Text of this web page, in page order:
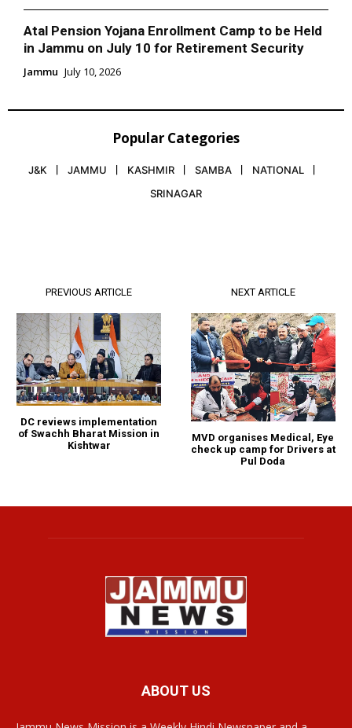
Atal Pension Yojana Enrollment Camp to be Held
in Jammu on July 10 for Retirement Security
Jammu July 10, 2026
Popular Categories
J&K JAMMU KASHMIR SAMBA
NATIONAL
SRINAGAR
PREVIOUS ARTICLE
DC reviews implementation
of Swachh Bharat Mission in
Kishtwar
NEXT ARTICLE
MVD organises Medical, Eye
check up camp for Drivers at
Pul Doda
ABOUT US